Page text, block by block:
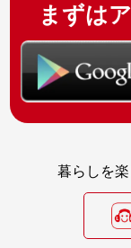
まずは
暮らしを